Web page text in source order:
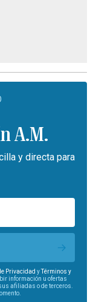
A.M.
y directa para
Privacidad yTérminos y
información u ofertas
afiliadas o de terceros.